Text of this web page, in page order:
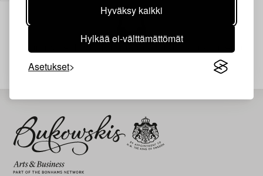
Hyväksy kaikki
Hylkää ei-välttämättömät
Asetukset
Juuri nyt ei löytynyt hakuasi vastaavia kohteita.